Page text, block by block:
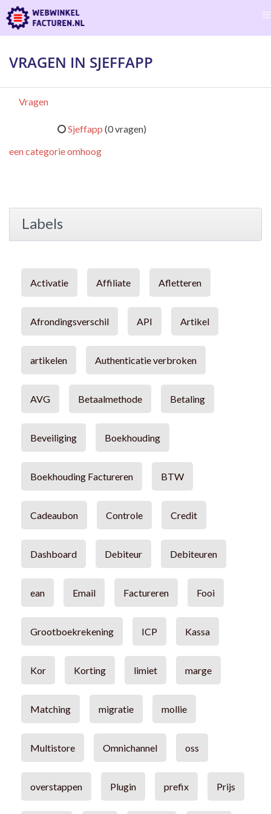
VRAGEN IN SJEFFAPP
Vragen
Sjeffapp (0 vragen)
een categorie omhoog
Labels
Activatie Affiliate Afletteren
Afrondingsverschil API Artikel
artikelen Authenticatie verbroken
AVG Betaalmethode Betaling
Beveiliging Boekhouding
Boekhouding Factureren BTW
Cadeaubon Controle Credit
Dashboard Debiteur Debiteuren
ean Email Factureren Fooi
Grootboekrekening ICP Kassa
Kor Korting limiet marge
Matching migratie mollie
Multistore Omnichannel oss
overstappen Plugin prefix Prijs